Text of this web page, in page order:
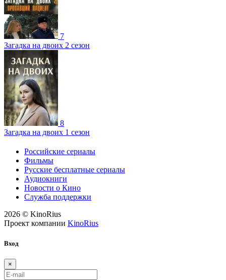
7
Загадка на двоих 2 сезон
8
Загадка на двоих 1 сезон
Российские сериалы
Фильмы
Русские бесплатные сериалы
Аудиокниги
Новости о Кино
Служба поддержки
2026 © KinoRius
Проект компании KinoRius
Вход
×